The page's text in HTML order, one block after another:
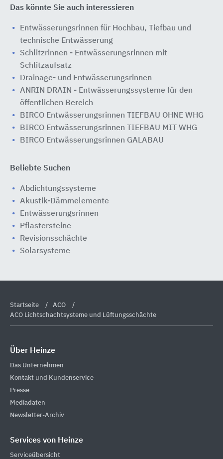
Das könnte Sie auch interessieren
Entwässerungsrinnen für Hochbau, Tiefbau und
technische Entwässerung
Schlitzrinnen - Entwässerungsrinnen mit
Schlitzaufsatz
Drainage- und Entwässerungsrinnen
ANRIN DRAIN - Entwässerungssysteme für den
öffentlichen Bereich
BIRCO Entwässerungsrinnen TIEFBAU OHNE WHG
BIRCO Entwässerungsrinnen TIEFBAU MIT WHG
BIRCO Entwässerungsrinnen GALABAU
Beliebte Suchen
Abdichtungssysteme
Akustik-Dämmelemente
Entwässerungsrinnen
Pflastersteine
Revisionsschächte
Solarsysteme
Startseite
ACO
ACO Lichtschachtsysteme und Lüftungsschächte
Über Heinze
Das Unternehmen
Kontakt und Kundenservice
Presse
Mediadaten
Newsletter-Archiv
Services von Heinze
Serviceübersicht